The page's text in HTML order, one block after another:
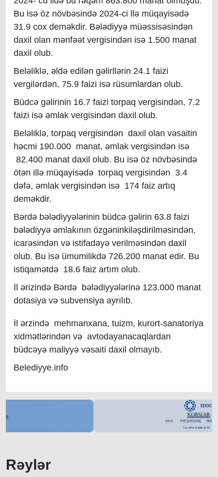
Bu isə öz növbəsində 2024-ci llə müqayisədə
31.9 cox deməkdir. Bələdiyyə müəssisəsindən
daxil olan mənfəət vergisindən isə 1.500 manat
daxil olub.
Beləliklə, əldə edilən gəlirllərin 24.1 faizi
vergilərdən, 75.9 faizi isə rüsumlardan olub.
Büdcə gəlirinin 16.7 faizi torpaq vergisindən, 7.2
faizi isə əmlak vergisindən daxil olub.
Beləliklə, torpaq vergisindən daxil olan vəsaitin
həcmi 190.000 manat, əmlak vergisindən isə
82.400 manat daxil olub. Bu isə öz növbəsində
ötən illə müqayisədə torpaq vergisindən 3.4
dəfə, əmlak vergisindən isə 174 faiz artıq
deməkdir.
Bərdə bələdiyyələrinin büdcə gəlirin 63.8 faizi
bələdiyyə əmlakının özgəninkiləşdirilməsindən,
icarəsindən və istifadəyə verilməsindən daxil
olub. Bu isə ümumilikdə 726.200 manat edir. Bu
istiqamətdə 18.6 faiz artım olub.
İl ərizində Bərdə bələdiyyələrinə 123.000 manat
dotasiya və subvensiya ayrılıb.
İl ərzində mehmanxana, tuizm, kurort-sanatoriya
xidmətlərindən və avtodayanacaqlardan
büdcəyə maliyyə vəsaiti daxil olmayıb.
Belediyye.info
Rəylər